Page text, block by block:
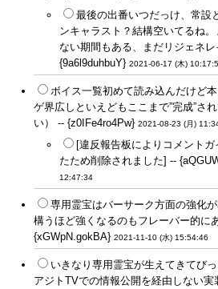
最後の出番いつだっけ、常設
ンキャラスト？結構空いてるね
ない期間もある、まだリジェネ
{9a6l9duhbuY} 2021-06-17 (木)
ボイス一覧初めて読み込んだけど
ゲ界広しといえどもここまで”完成”さ
い） -- {z0IFe4ro4Pw} 2021-08-23 (月)
[違反報告板によりコメント
たため削除されました] --
12:47:34
専用霊宝はバーサーク方面の強化
構うほど強くなるのもフレーバー的に
{xGWpN.gokBA} 2021-11-10 (水) 15:54:46
いきなり専用霊宝が生えてきてび
アジトTVでの情報公開を経由しない